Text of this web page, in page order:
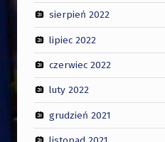
sierpień 2022
lipiec 2022
czerwiec 2022
luty 2022
grudzień 2021